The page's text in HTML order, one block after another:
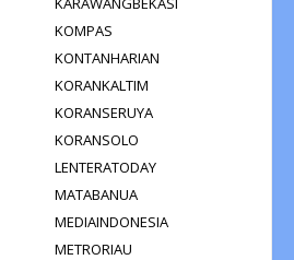
KOMPAS
KONTANHARIAN
KORANKALTIM
KORANSERUYA
KORANSOLO
LENTERATODAY
MATABANUA
MEDIAINDONESIA
METRORIAU